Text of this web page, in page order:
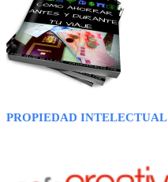
PROPIEDAD INTELECTUAL